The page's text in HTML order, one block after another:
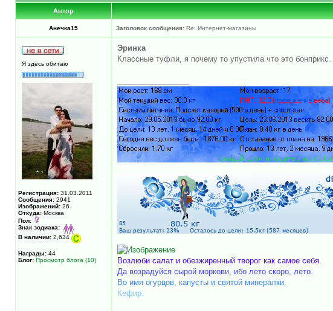
Автор
Анечка15 Заголовок сообщения: Re: Интернет-магазины
Я здесь обитаю
Регистрация: 31.03.2011
Сообщения: 2941
Изображений: 26
Откуда: Москва
Пол:
Знак зодиака:
В наличии: 2,634
Награды: 44
Блог: Просмотр блога (10)
Эринка
Классные туфли, я почему то упустила что это
Возлюби салат и обезжиренный творог как самое себя.
Да возрадуйся сырой моркови, ибо лето скоро, лето.
Во имя огурцов, капусты и святой минералки.
Кефир.